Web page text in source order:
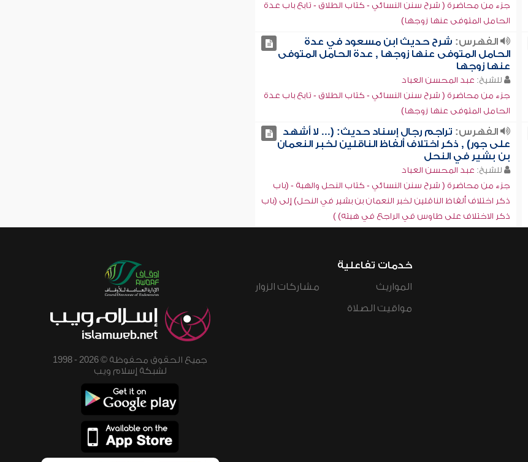
جزء من محاضرة ( شرح سنن النسائي - كتاب الطلاق - تابع باب عدة
الحامل المتوفى عنها زوجها)
الفهرس: شرح حديث ابن مسعود في عدة
الحامل المتوفى عنها زوجها , عدة الحامل المتوفى
عنها زوجها
للشيخ: عبد المحسن العباد
جزء من محاضرة ( شرح سنن النسائي - كتاب الطلاق - تابع باب عدة
الحامل المتوفى عنها زوجها)
الفهرس: تراجم رجال إسناد حديث: (... لا أشهد
على جور) , ذكر اختلاف ألفاظ الناقلين لخبر النعمان
بن بشير في النحل
للشيخ: عبد المحسن العباد
جزء من محاضرة ( شرح سنن النسائي - كتاب النحل والهبة - (باب
ذكر اختلاف ألفاظ الناقلين لخبر النعمان بن بشير في النحل) إلى (باب
ذكر الاختلاف على طاوس في الراجع في هبته) )
خدمات تفاعلية
المواريث
مواقيت الصلاة
مشاركات الزوار
جميع الحقوق محفوظة © 2026 - 1998
لشبكة إسلام ويب